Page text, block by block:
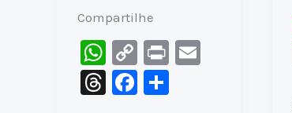
Compartilhe
W
h
at
C
o
p
Pr
in
t
E
T
F
S